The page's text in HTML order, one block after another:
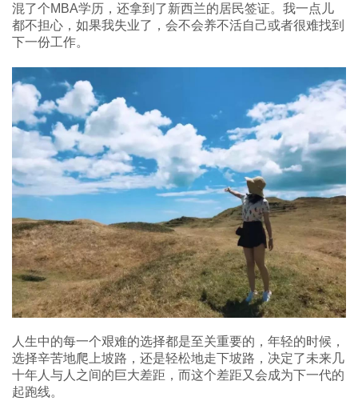
混了个MBA学历，还拿到了新西兰的居民签证。我一点儿
都不担心，如果我失业了，会不会养不活自己或者很难找到
下一份工作。
人生中的每一个艰难的选择都是至关重要的，年轻的时候，
选择辛苦地爬上坡路，还是轻松地走下坡路，决定了未来几
十年人与人之间的巨大差距，而这个差距又会成为下一代的
起跑线。